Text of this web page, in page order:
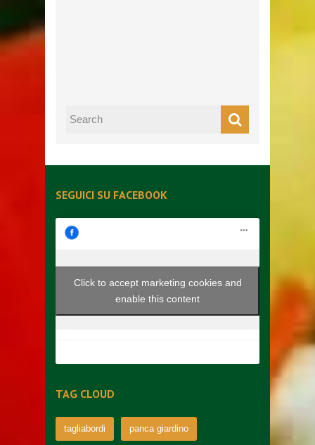
SEGUICI SU FACEBOOK
Click to accept marketing cookies and
enable this content
TAG CLOUD
tagliabordi panca giardino